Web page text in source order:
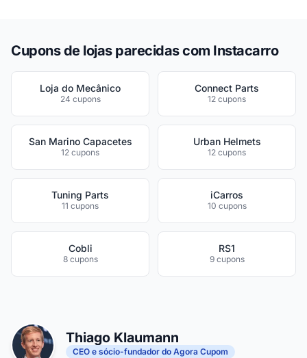
Cupons de lojas parecidas com Instacarro
Loja do Mecânico
24 cupons
Connect Parts
12 cupons
San Marino Capacetes
12 cupons
Urban Helmets
12 cupons
Tuning Parts
11 cupons
iCarros
10 cupons
Cobli
8 cupons
RS1
9 cupons
Thiago Klaumann
CEO e sócio-fundador do Agora Cupom